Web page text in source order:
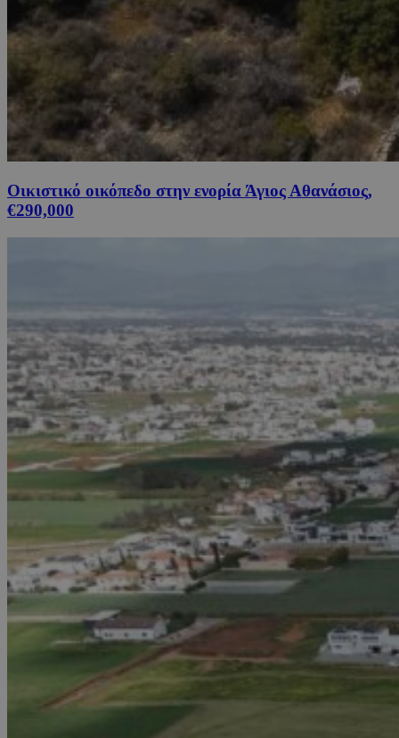
Οικιστικό οικόπεδο στην ενορία Άγιος Αθανάσιος,
€290,000